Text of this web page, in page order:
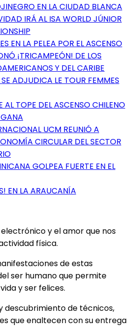
EN LA CIUDAD BLANCA
IRÁ AL ISA WORLD JÚNIOR
EN LA PELEA POR EL ASCENSO
¡TRICAMPEÓN! DE LOS
Y DEL CARIBE
ADJUDICA LE TOUR FEMMES
AL TOPE DEL ASCENSO CHILENO
UCM REUNIÓ A
CIRCULAR DEL SECTOR
GOLPEA FUERTE EN EL
EN LA ARAUCANÍA
y el amor que nos
física.
de estas
ser humano que permite
y ser felices.
descubrimiento de técnicos,
que enaltecen con su entrega